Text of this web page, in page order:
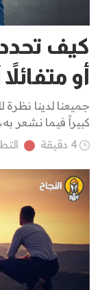
كيف
أو
جميعنا لدينا
كبيراً فيما نشعر
4 دقيقة